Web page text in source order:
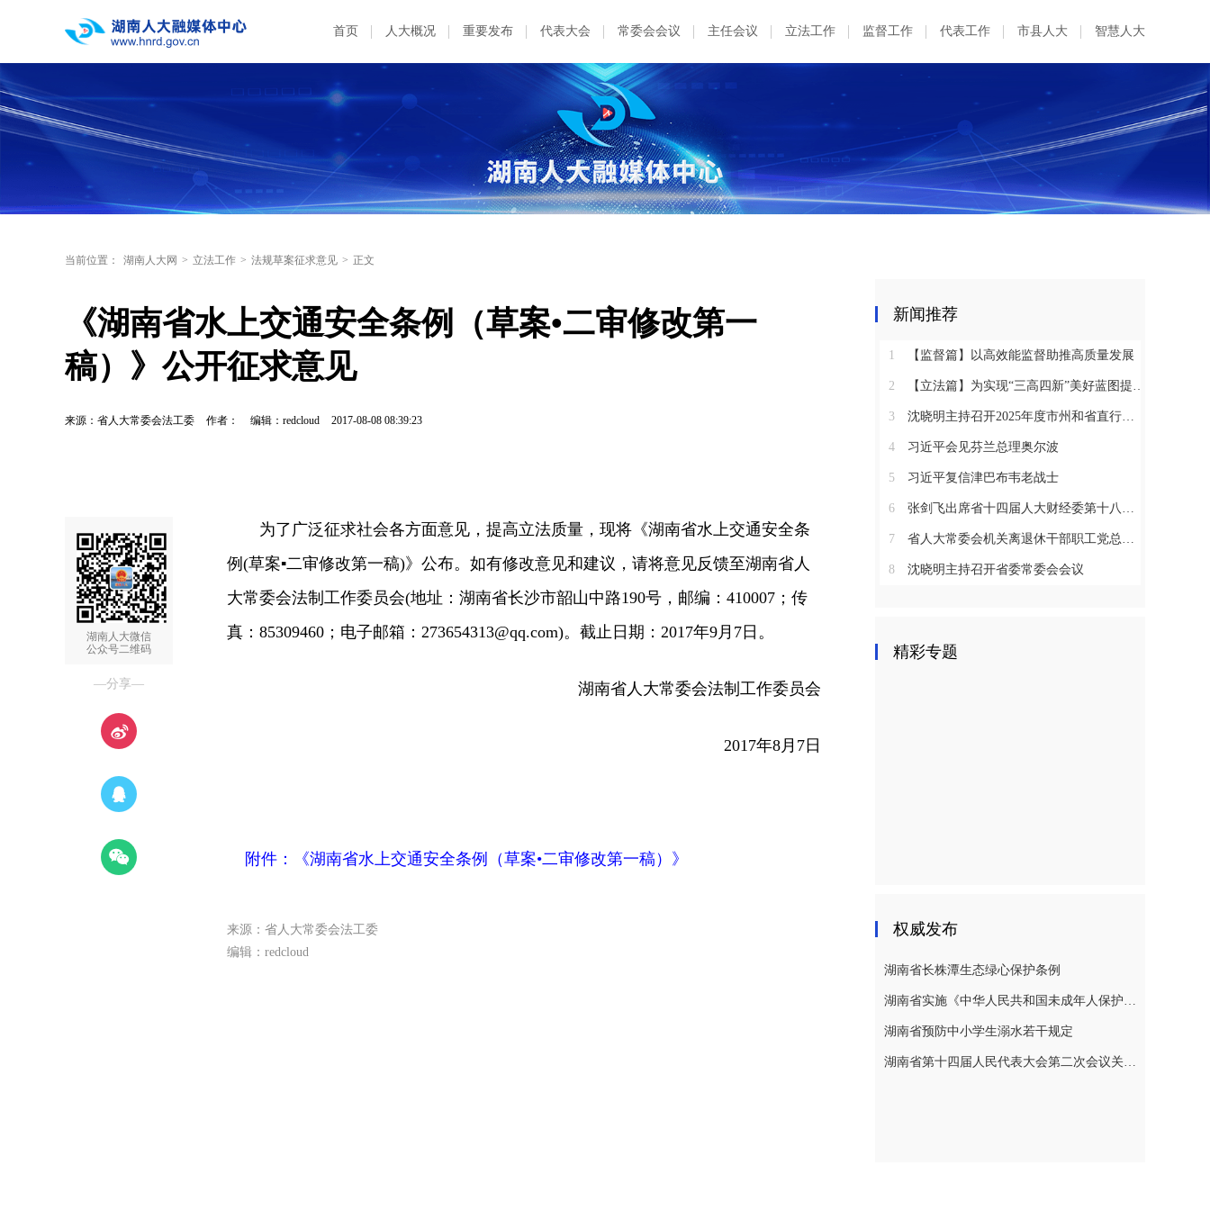
首页 人大概况 重要发布 代表大会 常委会会议 主任会议 立法工作 监督工作 代表工作 市县人大 智慧人大
当前位置： 湖南人大网 > 立法工作 > 法规草案征求意见 > 正文
《湖南省水上交通安全条例（草案•二审修改第一
稿）》公开征求意见
来源：省人大常委会法工委 作者： 编辑：redcloud 2017-08-08 08:39:23
湖南人大微信
公众号二维码
—分享—
为了广泛征求社会各方面意见，提高立法质量，现将《湖南省水上交通安全条
例(草案▪二审修改第一稿)》公布。如有修改意见和建议，请将意见反馈至湖南省人
大常委会法制工作委员会(地址：湖南省长沙市韶山中路190号，邮编：410007；传
真：85309460；电子邮箱：273654313@qq.com)。截止日期：2017年9月7日。
湖南省人大常委会法制工作委员会
2017年8月7日
附件 ：《湖南省水上交通安全条例（草案•二审修改第一稿）》
来源：省人大常委会法工委
编辑：redcloud
新闻推荐
1 【监督篇】以高效能监督助推高质量发展
2 【立法篇】为实现“三高四新”美好蓝图提供坚实法治保障
3 沈晓明主持召开2025年度市州和省直行业系统党（工）委书记抓基层党建工作述职评议会议
4 习近平会见芬兰总理奥尔波
5 习近平复信津巴布韦老战士
6 张剑飞出席省十四届人大财经委第十八次全体会议
7 省人大常委会机关离退休干部职工党总支召开2025年度总结表彰大会
8 沈晓明主持召开省委常委会会议
精彩专题
权威发布
湖南省长株潭生态绿心保护条例
湖南省实施《中华人民共和国未成年人保护法》若干规定
湖南省预防中小学生溺水若干规定
湖南省第十四届人民代表大会第二次会议关于湖南省人民代表大会常务委员会工作报告的决议